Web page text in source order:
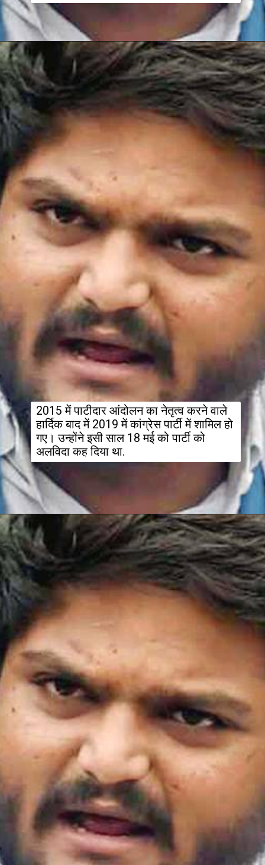
2015 में पाटीदार आंदोलन का नेतृत्व करने वाले
हार्दिक बाद में 2019 में कांग्रेस पार्टी में शामिल हो
गए। उन्होंने इसी साल 18 मई को पार्टी को
अलविदा कह दिया था.